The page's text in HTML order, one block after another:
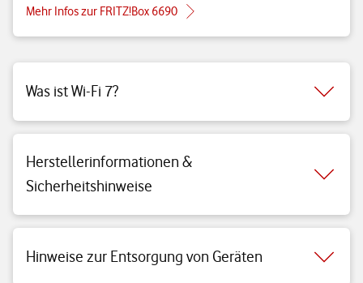
Mehr Infos zur FRITZ!Box 6690
Was ist Wi-Fi 7?
Herstellerinformationen &
Sicherheitshinweise
Hinweise zur Entsorgung von Geräten